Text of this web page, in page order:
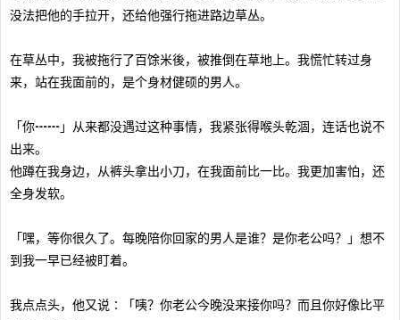
没法把他的手拉开，还给他强行拖进路边草丛。
在草丛中，我被拖行了百馀米後，被推倒在草地上。我慌忙转过身
来，站在我面前的，是个身材健硕的男人。
「你┅┅」从来都没遇过这种事情，我紧张得喉头乾涸，连话也说不
出来。
他蹲在我身边，从裤头拿出小刀，在我面前比一比。我更加害怕，还
全身发软。
「嘿，等你很久了。每晚陪你回家的男人是谁？是你老公吗？」想不
到我一早已经被盯着。
我点点头，他又说∶「咦？你老公今晚没来接你吗？而且你好像比平